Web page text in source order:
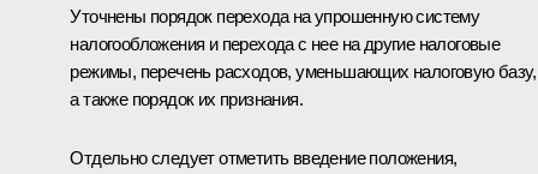
Уточнены порядок перехода на упрошенную систему
налогообложения и перехода с нее на другие налоговые
режимы, перечень расходов, уменьшающих налоговую базу,
а также порядок их признания.
Отдельно следует отметить введение положения,